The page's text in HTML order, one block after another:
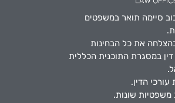
סיימה תואר במשפטים
את כל הבחינות
דין במסגרת התוכנית הכללית
הדין.
משפטיות שונות.